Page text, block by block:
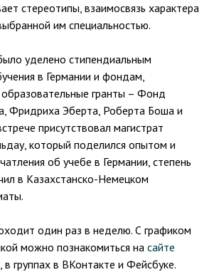
стереотипы, взаимосвязь характера
им специальностью.
уделено стипендиальным
в Германии и фондам,
гранты – Фонд
Фридриха Эберта, Роберта Боша и
присутствовал магистрат
который поделился опытом и
об учебе в Германии, степень
в Казахстанско-Немецком
один раз в неделю. С графиком
можно познакомиться на сайте
, в группах в ВКонтакте и Фейсбуке.